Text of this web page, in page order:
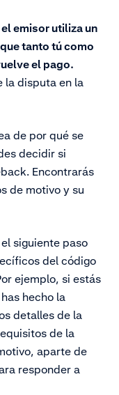
el emisor utiliza un
tanto tú como
el pago.
la disputa en la
de por qué se
decidir si
Encontrarás
de motivo y su
siguiente paso
del código
ejemplo, si estás
hecho la
detalles de la
de la
aparte de
responder a